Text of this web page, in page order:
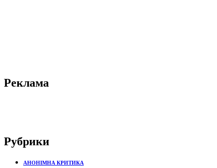
Реклама
Рубрики
АНОНІМНА КРИТИКА